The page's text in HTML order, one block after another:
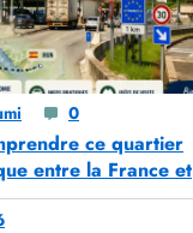
0
ce quartier
entre la France et